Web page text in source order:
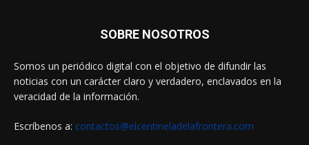
SOBRE NOSOTROS
Somos un periódico digital con el objetivo de difundir las
noticias con un carácter claro y verdadero, enclavados en la
veracidad de la información.
Escríbenos a: contactos@elcentineladelafrontera.com